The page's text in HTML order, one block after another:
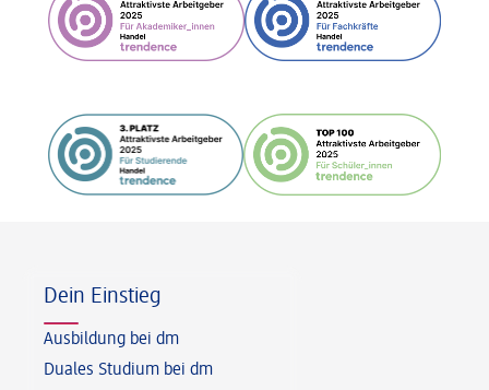
Dein Einstieg
Ausbildung bei dm
Duales Studium bei dm